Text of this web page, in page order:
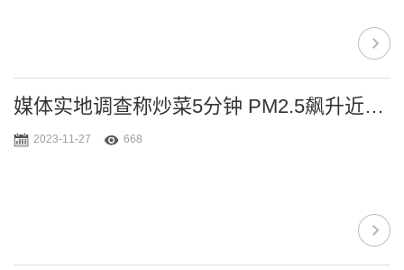
媒体实地调查称炒菜5分钟 PM2.5飙升近20倍
2023-11-27 668